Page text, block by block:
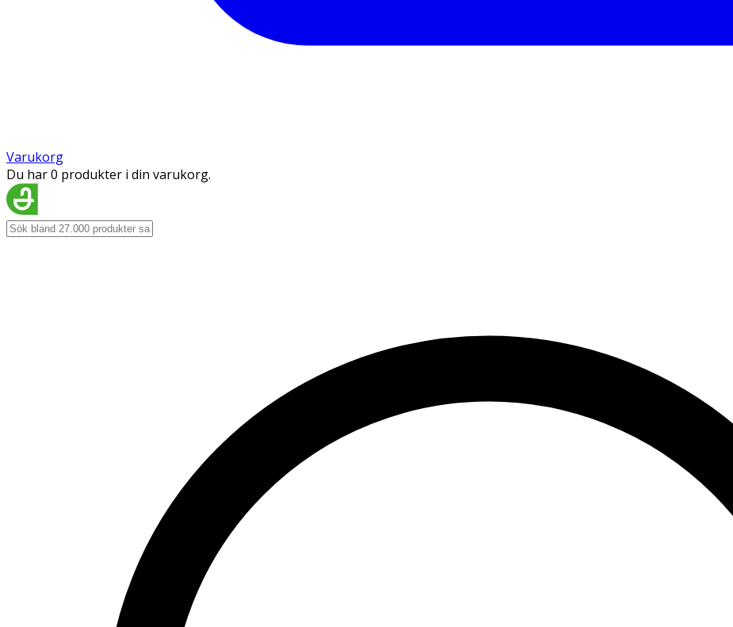
Varukorg
Du har 0 produkter i din varukorg.